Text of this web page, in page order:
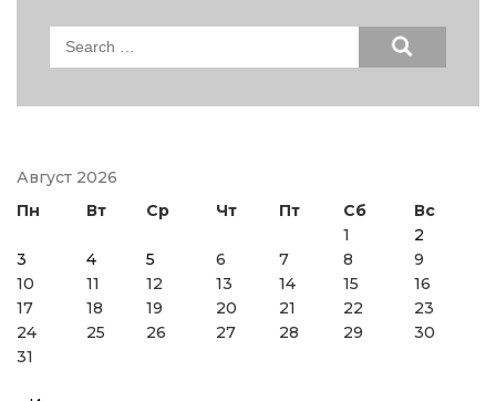
Search
Август 2026
Пн
Вт Ср Чт Пт Сб
Вс
1
2
3
4 5 6 7 8
9
10
11 12 13 14 15
16
17
18 19 20 21 22
23
24
25 26 27 28 29
30
31